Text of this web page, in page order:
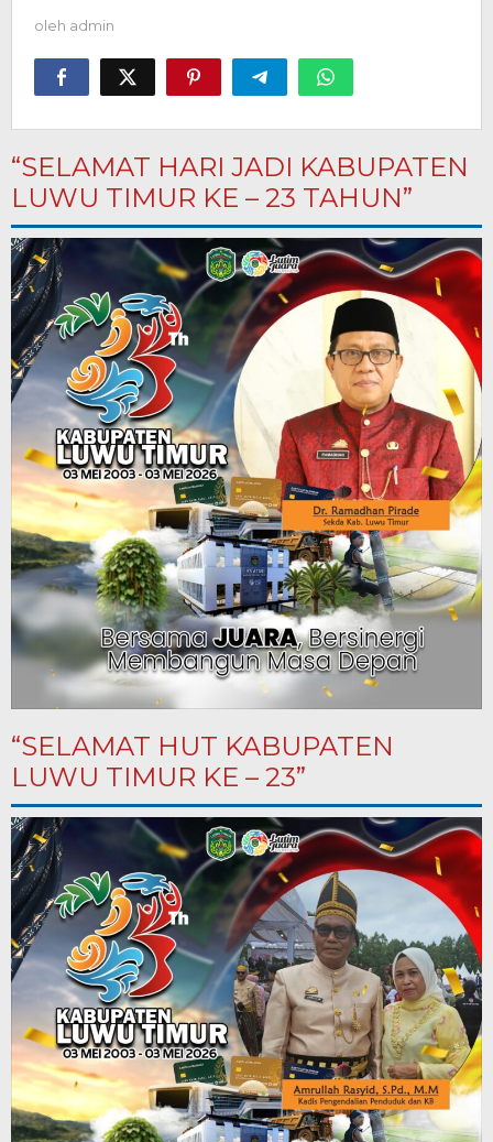
oleh admin
“SELAMAT HARI JADI KABUPATEN
LUWU TIMUR KE – 23 TAHUN”
“SELAMAT HUT KABUPATEN
LUWU TIMUR KE – 23”